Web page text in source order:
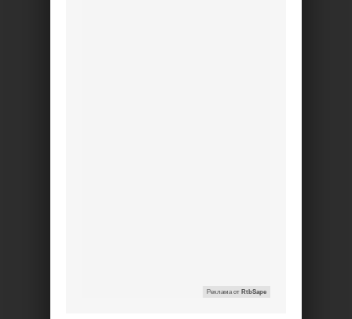
Реклама от RtbSape